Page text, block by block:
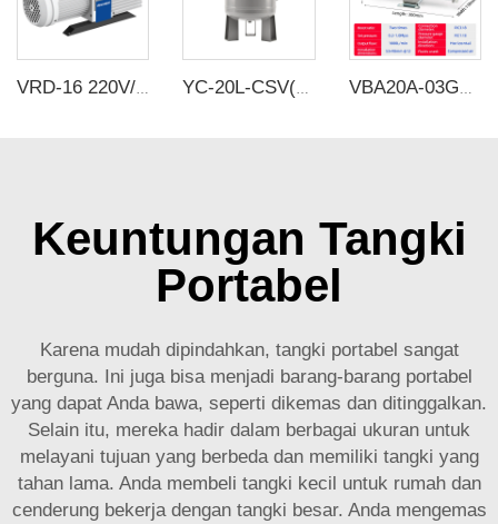
VRD-16 220V/380V 16-19.2m³/h 8*10^-1Pa Pompa vakum putar dua tahap industri YC-20L-CSV(5.3Gallons) 12Bar Tangki Penyimpanan Udara Baja Karbon Vertikal Tangki Penerima Vakum Untuk Peralatan Kecantikan Kompressor VBA20A-03GN Katup penguat VBA SERIES BOOSTER VALVE 2 kali rasio penguatan
Keuntungan Tangki
Portabel
Karena mudah dipindahkan, tangki portabel sangat
berguna. Ini juga bisa menjadi barang-barang portabel
yang dapat Anda bawa, seperti dikemas dan ditinggalkan.
Selain itu, mereka hadir dalam berbagai ukuran untuk
melayani tujuan yang berbeda dan memiliki tangki yang
tahan lama. Anda membeli tangki kecil untuk rumah dan
cenderung bekerja dengan tangki besar. Anda mengemas